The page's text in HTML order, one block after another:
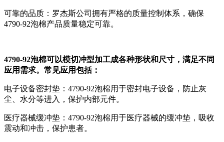
可靠的品质：罗杰斯公司拥有严格的质量控制体系，确保
4790-92泡棉产品质量稳定可靠。
4790-92泡棉可以模切冲型加工成各种形状和尺寸，满足不同
应用需求。常见应用包括：
电子设备密封垫：4790-92泡棉用于密封电子设备，防止灰
尘、水分等进入，保护内部元件。
医疗器械缓冲垫：4790-92泡棉用于医疗器械的缓冲垫，吸收
震动和冲击，保护患者。